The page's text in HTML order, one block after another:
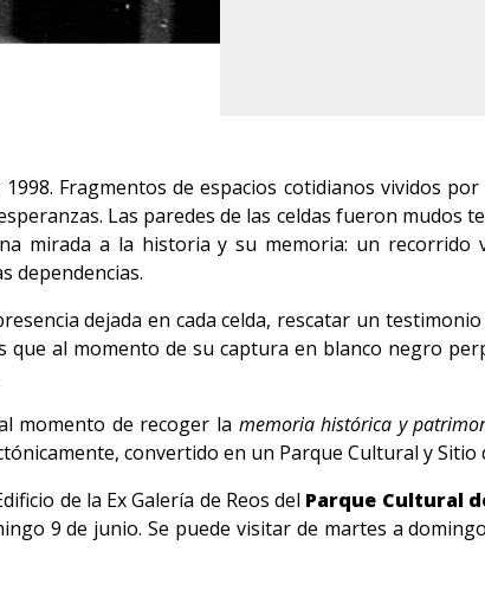
Fragmentos de espacios cotidianos vividos
Las paredes de las celdas fueron mudos
mirada a la historia y su memoria: un recorrido
dependencias.
dejada en cada celda, rescatar un
que al momento de su captura en blanco negro
momento de recoger la memoria histórica y
convertido en un Parque Cultural y Sitio
de la Ex Galería de Reos del Parque Cultural
9 de junio. Se puede visitar de martes a